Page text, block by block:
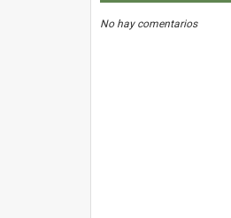
No hay comentarios